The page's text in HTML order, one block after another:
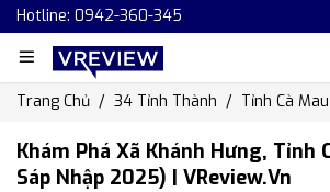
Hotline: 0942-360-345
Trang Chủ 34 Tỉnh Thành Tỉnh Cà Mau
Khám Phá Xã Khánh Hưng, Tỉnh
Sáp Nhập 2025) | VReview.vn